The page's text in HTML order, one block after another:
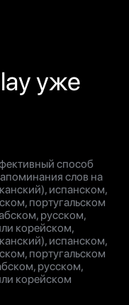
уже
способ
слов на
испанском,
португальском
русском,
корейском,
испанском,
португальском
русском,
корейском